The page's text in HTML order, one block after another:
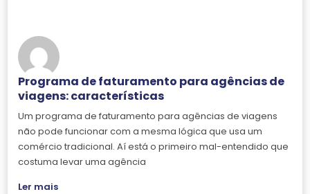
Programa de faturamento para agências de
viagens: características
Um programa de faturamento para agências de viagens
não pode funcionar com a mesma lógica que usa um
comércio tradicional. Aí está o primeiro mal-entendido que
costuma levar uma agência
Ler mais